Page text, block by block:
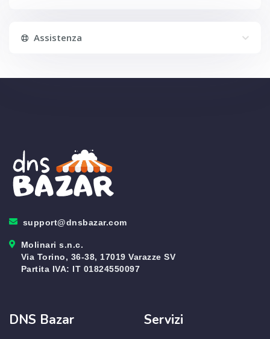
Assistenza
support@dnsbazar.com
Molinari s.n.c.
Via Torino, 36-38, 17019 Varazze SV
Partita IVA: IT 01824550097
DNS Bazar Servizi